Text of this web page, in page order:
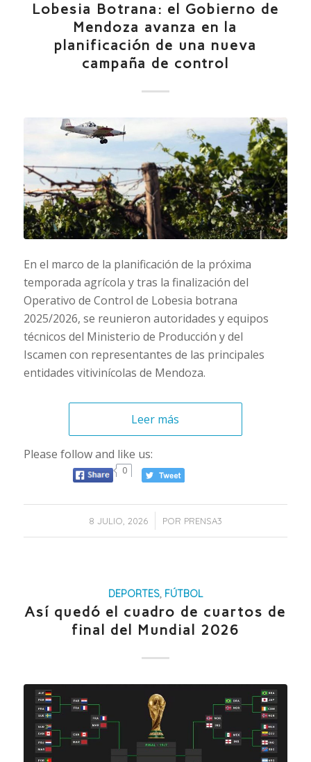
Lobesia Botrana: el Gobierno de
Mendoza avanza en la
planificación de una nueva
campaña de control
En el marco de la planificación de la próxima
temporada agrícola y tras la finalización del
Operativo de Control de Lobesia botrana
2025/2026, se reunieron autoridades y equipos
técnicos del Ministerio de Producción y del
Iscamen con representantes de las principales
entidades vitivinícolas de Mendoza.
Leer más
Please follow and like us:
0
8 JULIO, 2026
/ POR PRENSA3
DEPORTES, FÚTBOL
Así quedó el cuadro de cuartos de
final del Mundial 2026